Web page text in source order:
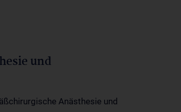
und
Anästhesie und